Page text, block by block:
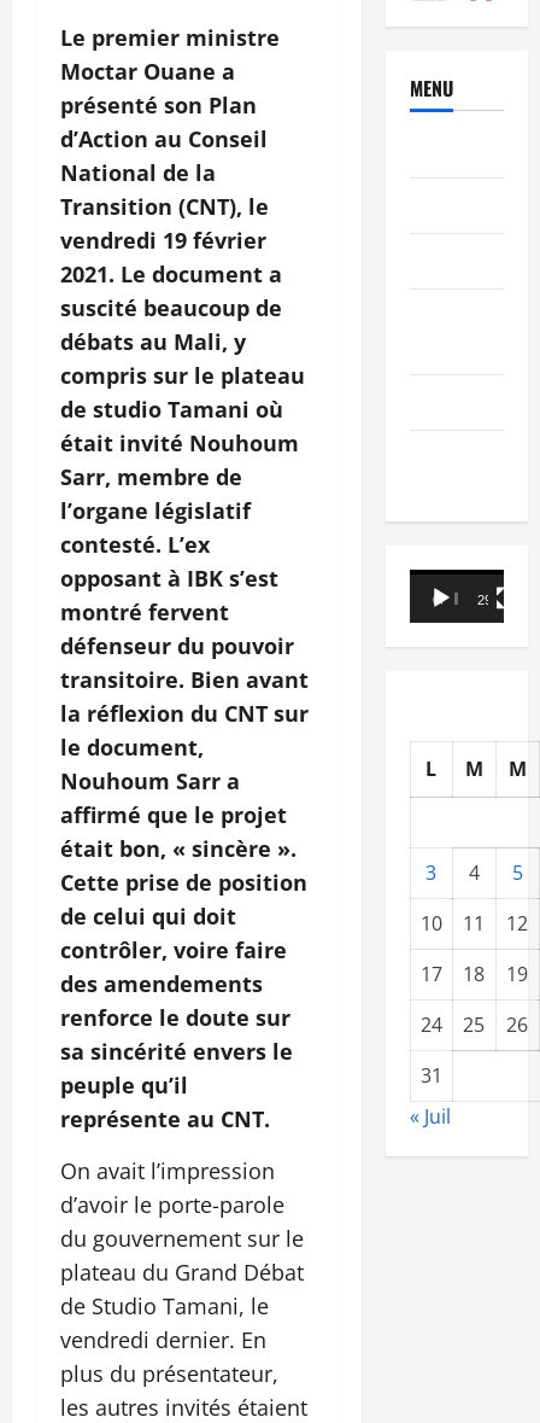
Le premier ministre
Moctar Ouane a
présenté son Plan
d’Action au Conseil
National de la
Transition (CNT), le
vendredi 19 février
2021. Le document a
suscité beaucoup de
débats au Mali, y
compris sur le plateau
de studio Tamani où
était invité Nouhoum
Sarr, membre de
l’organe législatif
contesté. L’ex
opposant à IBK s’est
montré fervent
défenseur du pouvoir
transitoire. Bien avant
la réflexion du CNT sur
le document,
Nouhoum Sarr a
affirmé que le projet
était bon, « sincère ».
Cette prise de position
de celui qui doit
contrôler, voire faire
des amendements
renforce le doute sur
sa sincérité envers le
peuple qu’il
représente au CNT.
On avait l’impression
d’avoir le porte-parole
du gouvernement sur le
plateau du Grand Débat
de Studio Tamani, le
vendredi dernier. En
plus du présentateur,
les autres invités étaient
MENU
Lecteur
vidéo
00:00 29:21
L M M
3 4
5
10
11
12
17
18
19
24
25
26
31
« Juil